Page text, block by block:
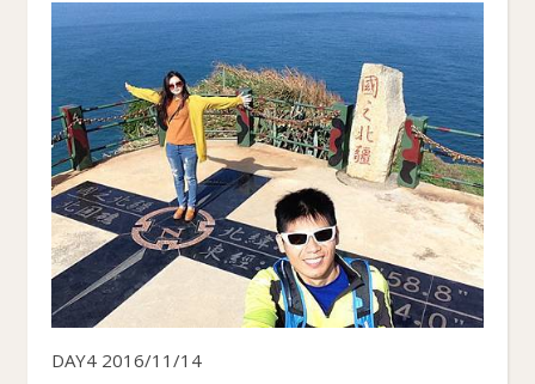
DAY4 2016/11/14